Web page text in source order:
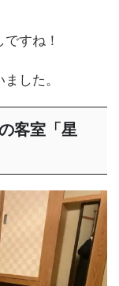
すね！
した。
客室「星